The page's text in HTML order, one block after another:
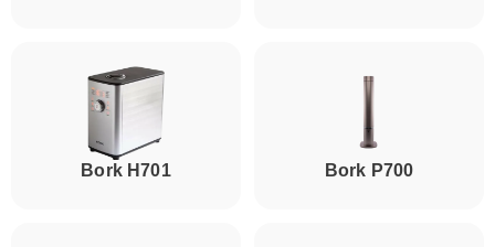
Bork H701 Bork P700